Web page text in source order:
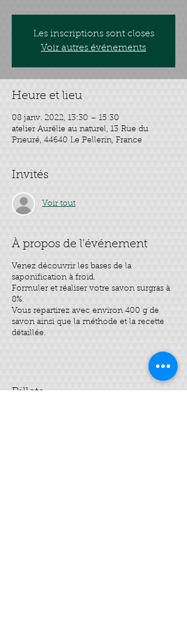
Les inscriptions sont closes
Voir autres événements
Heure et lieu
08 janv. 2022, 13:30 – 15:30
atelier Aurélie au naturel, 13 Rue du
Prieuré, 44640 Le Pellerin, France
Invités
Voir tout
À propos de l'événement
Venez découvrir les bases de la
saponification à froid.
Formuler et réaliser votre savon surgras à
8%.
Vous repartirez avec environ 400 g de
savon ainsi que la méthode et la recette
détaillée.
Billets